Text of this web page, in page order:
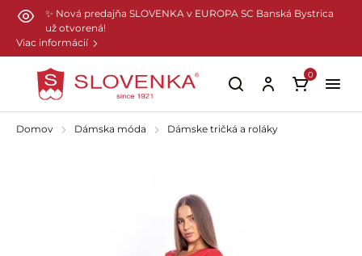
Preskočiť na hlavný obsah
✨ Nová predajňa SLOVENKA v EUROPA SC Banská Bystrica
už otvorená!
Viac informácií
0
Domov Dámska móda Dámske tričká a roláky